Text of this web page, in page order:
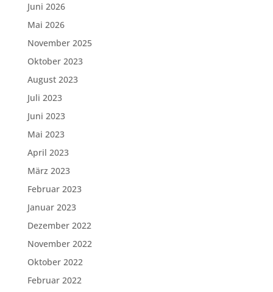
Juni 2026
Mai 2026
November 2025
Oktober 2023
August 2023
Juli 2023
Juni 2023
Mai 2023
April 2023
März 2023
Februar 2023
Januar 2023
Dezember 2022
November 2022
Oktober 2022
Februar 2022